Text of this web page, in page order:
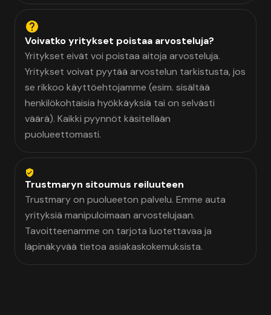
Voivatko yritykset poistaa arvosteluja?
Yritykset eivät voi poistaa aitoja arvosteluja.
Yritykset voivat pyytää arvostelun tarkistusta, jos
se rikkoo käyttöehtojamme (esim. sisältää
henkilökohtaisia hyökkäyksiä tai on selvästi
väärä). Kaikki pyynnöt käsitellään
puolueettomasti.
Trustmaryn sitoumus reiluuteen
Trustmary on puolueeton palvelu. Emme auta
yrityksiä manipuloimaan arvostelujaan.
Tavoitteenamme on tarjota luotettavaa ja
läpinäkyvää tietoa asiakaskokemuksista.